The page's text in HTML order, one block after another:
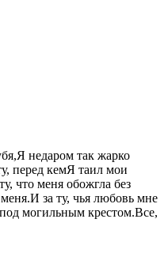
недаром так жарко
перед кемЯ таил мои
что меня обожгла без
за ту, чья любовь мне
могильным крестом.Все,